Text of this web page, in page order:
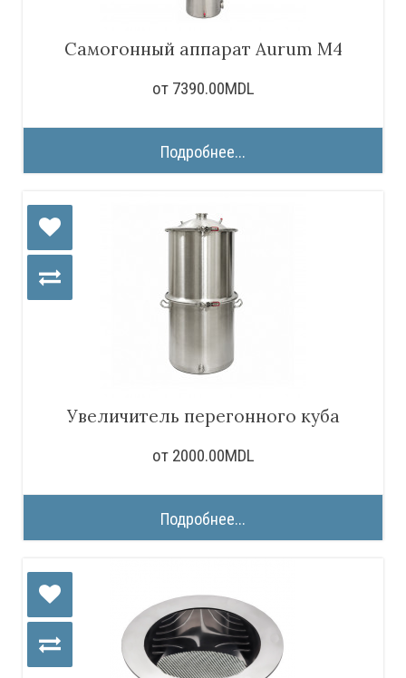
Самогонный аппарат Aurum M4
от 7390.00MDL
Подробнее...
Увеличитель перегонного куба
от 2000.00MDL
Подробнее...